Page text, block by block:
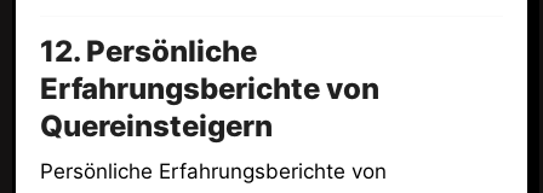
12. Persönliche
Erfahrungsberichte von
Quereinsteigern
Persönliche Erfahrungsberichte von